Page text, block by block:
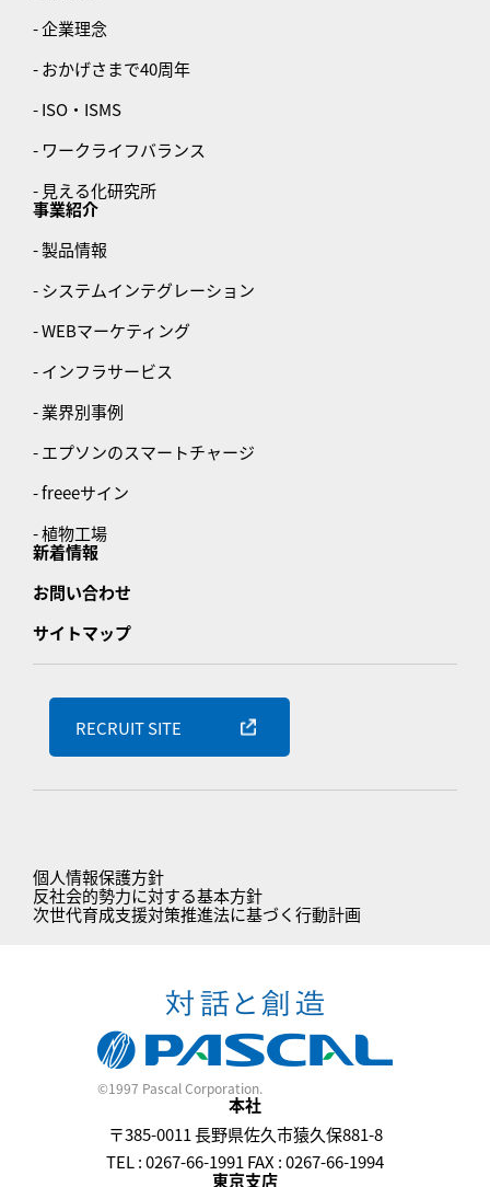
- 企業理念
- おかげさまで40周年
- ISO・ISMS
- ワークライフバランス
- 見える化研究所
事業紹介
- 製品情報
- システムインテグレーション
- WEBマーケティング
- インフラサービス
- 業界別事例
- エプソンのスマートチャージ
- freeeサイン
- 植物工場
新着情報
お問い合わせ
サイトマップ
RECRUIT SITE
個人情報保護方針
反社会的勢力に対する基本方針
次世代育成支援対策推進法に基づく行動計画
©1997 Pascal Corporation.
本社
〒385-0011 長野県佐久市猿久保881-8
TEL : 0267-66-1991 FAX : 0267-66-1994
東京支店